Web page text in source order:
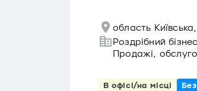
область
Роздрібний бізнес
Продажі,
В офісі/на місці